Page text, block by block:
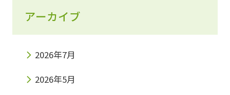
アーカイブ
2026年7月
2026年5月